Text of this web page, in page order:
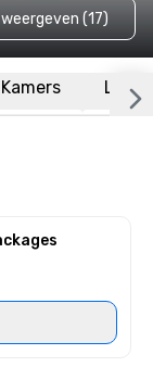
(17)
Kamers